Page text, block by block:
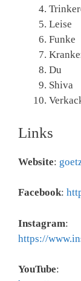
Leise
Funke
Du
Shiva
Links
Website:
Facebook:
Instagram:
https://
YouTube: